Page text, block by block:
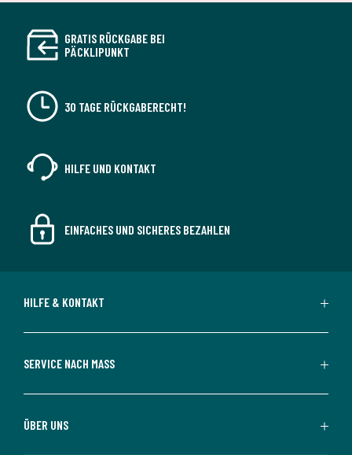
GRATIS RÜCKGABE BEI
PÄCKLIPUNKT
30 TAGE RÜCKGABERECHT!
HILFE UND KONTAKT
EINFACHES UND SICHERES BEZAHLEN
HILFE & KONTAKT
SERVICE NACH MASS
ÜBER UNS